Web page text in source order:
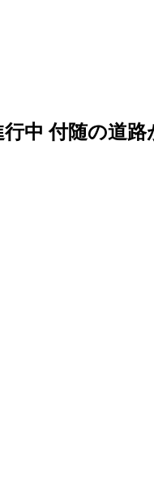
中 付随の道路